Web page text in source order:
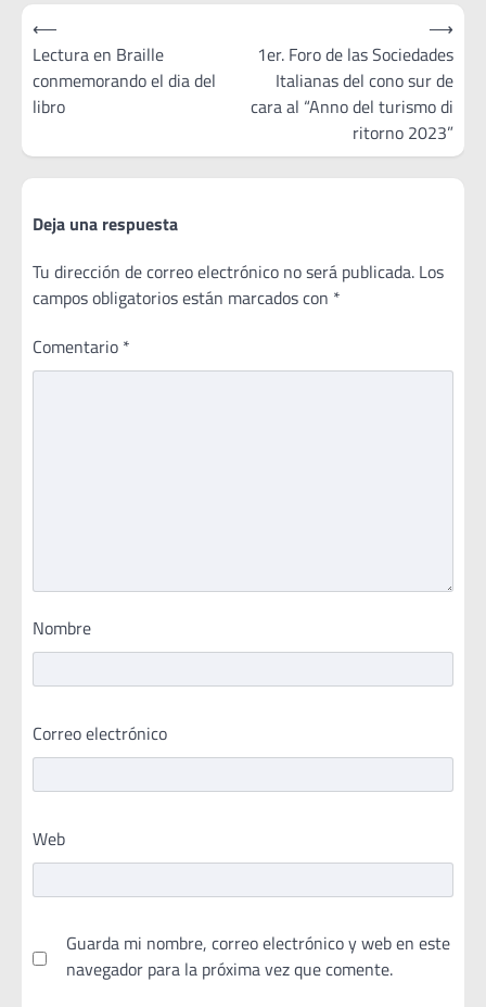
Navegación
de
entradas
⟵
Lectura en Braille
conmemorando el dia del
libro
1er. Foro de las Sociedades
Italianas del cono sur de
cara al “Anno del turismo di
ritorno 2023”
⟶
Deja una respuesta
Tu dirección de correo electrónico no será publicada. Los
campos obligatorios están marcados con *
Comentario *
Nombre
Correo electrónico
Web
Guarda mi nombre, correo electrónico y web en este
navegador para la próxima vez que comente.